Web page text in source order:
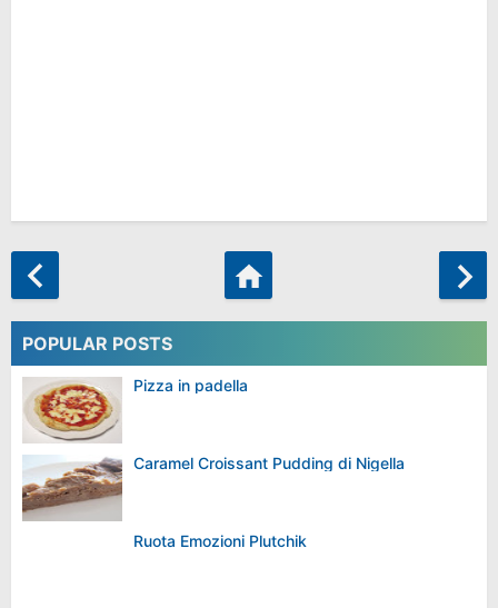
POPULAR POSTS
Pizza in padella
Caramel Croissant Pudding di Nigella
Ruota Emozioni Plutchik